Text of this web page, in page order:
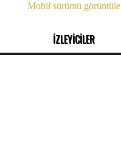
Mobil sürümü görüntüle
İZLEYİCİLER